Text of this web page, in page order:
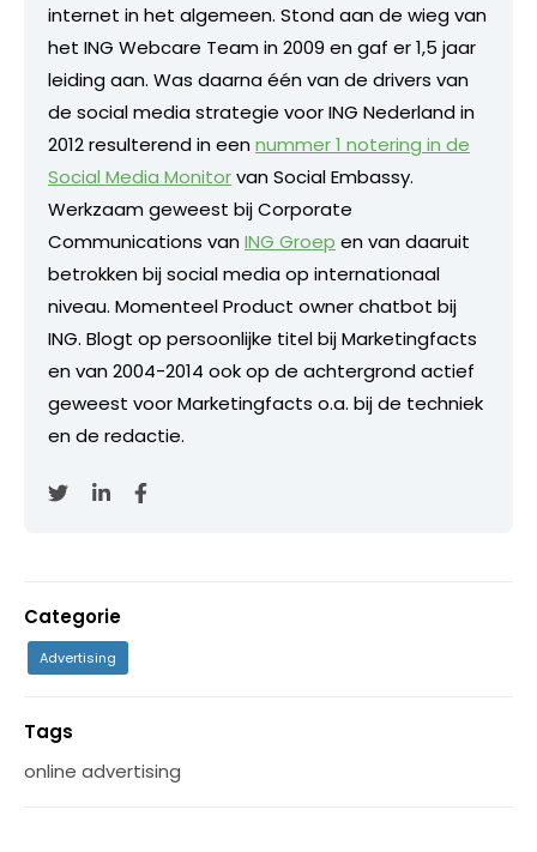
internet in het algemeen. Stond aan de wieg van
het ING Webcare Team in 2009 en gaf er 1,5 jaar
leiding aan. Was daarna één van de drivers van
de social media strategie voor ING Nederland in
2012 resulterend in eennummer 1 notering in de
Social Media Monitorvan Social Embassy.
Werkzaam geweest bij Corporate
Communications vanING Groep en van daaruit
betrokken bij social media op internationaal
niveau. Momenteel Product owner chatbot bij
ING. Blogt op persoonlijke titel bij Marketingfacts
en van 2004-2014 ook op de achtergrond actief
geweest voor Marketingfacts o.a. bij de techniek
en de redactie.
Categorie
Advertising
Tags
online advertising